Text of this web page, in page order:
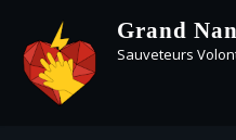
Grand
Sauveteurs